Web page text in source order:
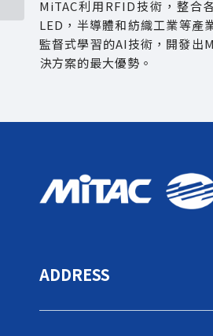
MiTAC利用RFID技術，整合
LED，半導體和紡織工業等產
監督式學習的AI技術，開發出
決方案的最大優勢。
ADDRESS